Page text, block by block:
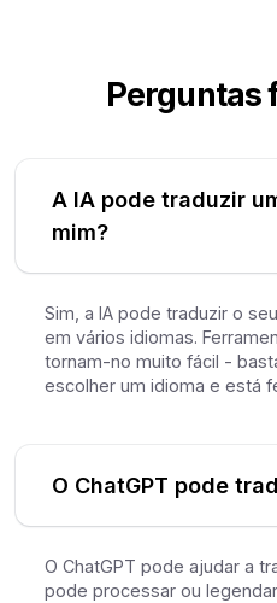
Perguntas
A IA pode traduzir
mim?
Sim, a IA pode traduzir o
em vários idiomas.
tornam-no muito fácil -
escolher um idioma e está
O ChatGPT pode
O ChatGPT pode ajudar a
pode processar ou